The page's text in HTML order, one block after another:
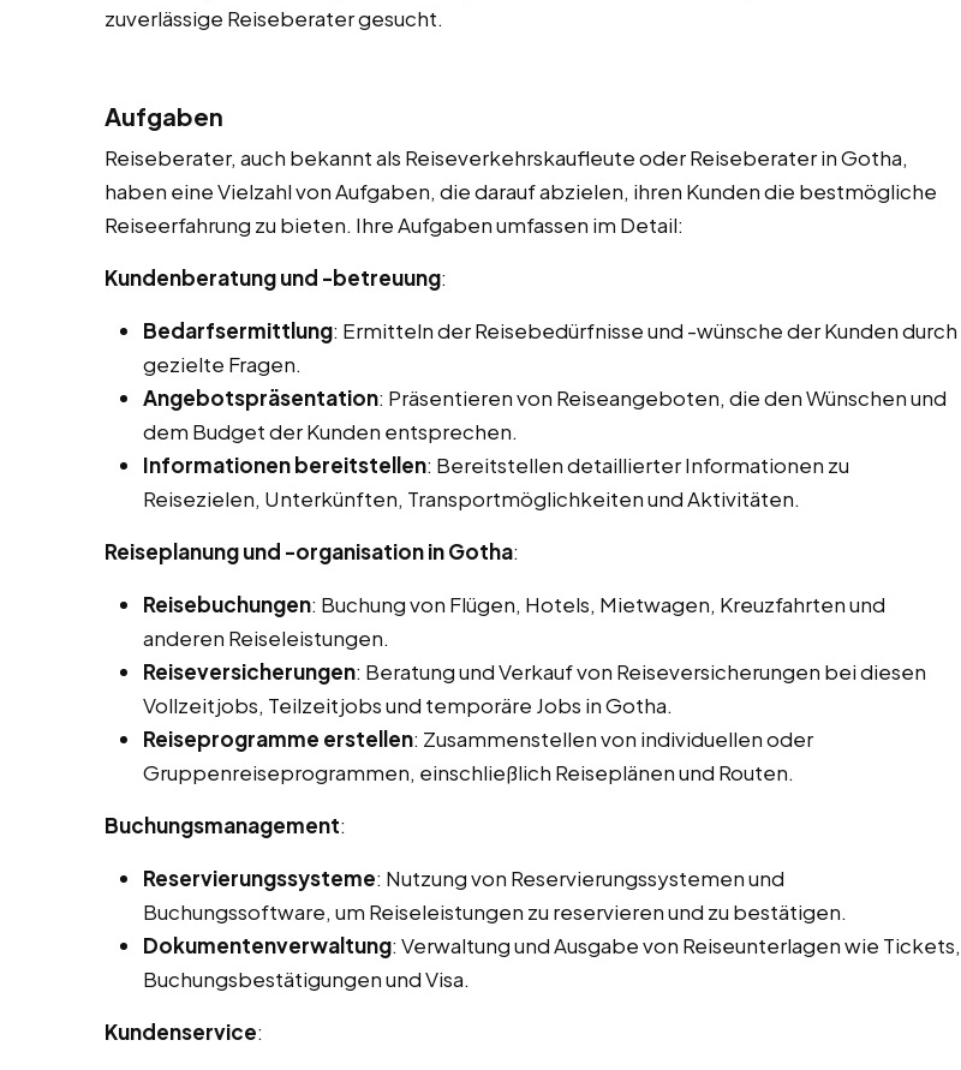
zuverlässige Reiseberater gesucht.
Aufgaben
Reiseberater, auch bekannt als Reiseverkehrskaufleute oder Reiseberater in Gotha,
haben eine Vielzahl von Aufgaben, die darauf abzielen, ihren Kunden die bestmögliche
Reiseerfahrung zu bieten. Ihre Aufgaben umfassen im Detail:
Kundenberatung und -betreuung:
Bedarfsermittlung: Ermitteln der Reisebedürfnisse und -wünsche der Kunden durch
gezielte Fragen.
Angebotspräsentation: Präsentieren von Reiseangeboten, die den Wünschen und
dem Budget der Kunden entsprechen.
Informationen bereitstellen: Bereitstellen detaillierter Informationen zu
Reisezielen, Unterkünften, Transportmöglichkeiten und Aktivitäten.
Reiseplanung und -organisation in Gotha:
Reisebuchungen: Buchung von Flügen, Hotels, Mietwagen, Kreuzfahrten und
anderen Reiseleistungen.
Reiseversicherungen: Beratung und Verkauf von Reiseversicherungen bei diesen
Vollzeitjobs, Teilzeitjobs und temporäre Jobs in Gotha.
Reiseprogramme erstellen: Zusammenstellen von individuellen oder
Gruppenreiseprogrammen, einschließlich Reiseplänen und Routen.
Buchungsmanagement:
Reservierungssysteme: Nutzung von Reservierungssystemen und
Buchungssoftware, um Reiseleistungen zu reservieren und zu bestätigen.
Dokumentenverwaltung: Verwaltung und Ausgabe von Reiseunterlagen wie Tickets,
Buchungsbestätigungen und Visa.
Kundenservice: